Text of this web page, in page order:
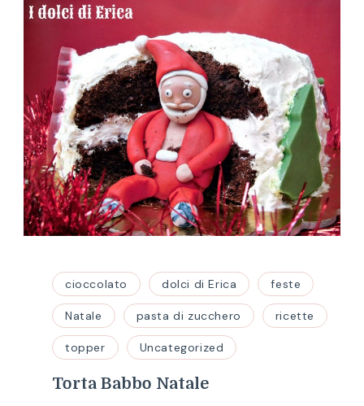
cioccolato dolci di Erica feste
Natale pasta di zucchero ricette
topper Uncategorized
Torta Babbo Natale